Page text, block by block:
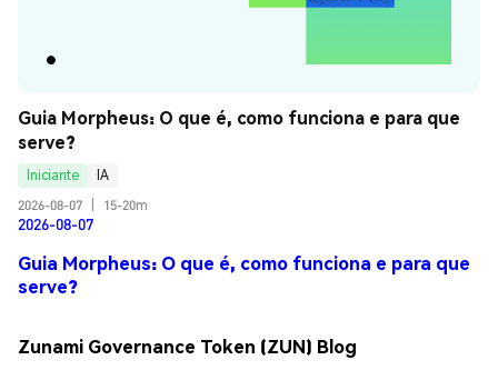
Guia Morpheus: O que é, como funciona e para que
serve?
Iniciante
IA
2026-08-07
15-20m
2026-08-07
Guia Morpheus: O que é, como funciona e para que
serve?
Zunami Governance Token (ZUN) Blog